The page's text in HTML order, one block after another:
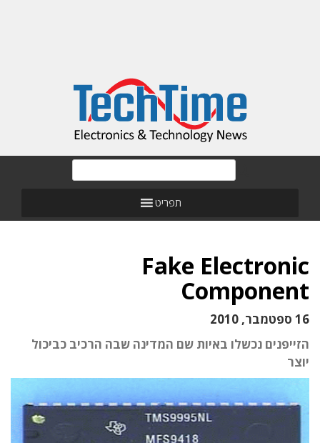
תפריט
Fake Electronic
Component
16 ספטמבר, 2010
הזייפנים נכשלו באיות שם המדינה שבה הרכיב כביכול
יוצר